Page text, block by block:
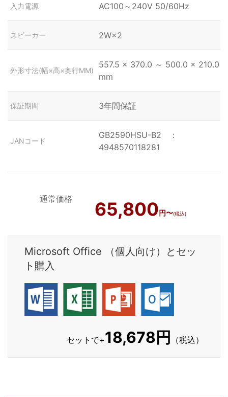
入力電源 AC100～240V 50/60Hz
スピーカー 2W×2
外形寸法(幅×高×奥行MM)
557.5 × 370.0 ～ 500.0 × 210.0
mm
保証期間 3年間保証
JANコード
GB2590HSU-B2 ：
4948570118281
通常価格 65,800円〜(税込)
Microsoft Office （個人向け）とセッ
ト購入
セットで+18,678円 （税込）